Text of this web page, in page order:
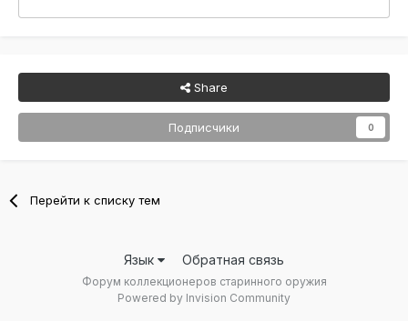
Share
Подписчики 0
Перейти к списку тем
Язык Обратная связь
Форум коллекционеров старинного оружия
Powered by Invision Community